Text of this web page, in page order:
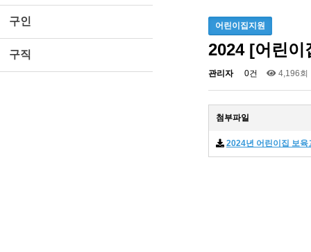
구인
구직
어린이집지원
2024 [어린이
관리자 0건 4,196회
첨부파일
2024년 어린이집 보